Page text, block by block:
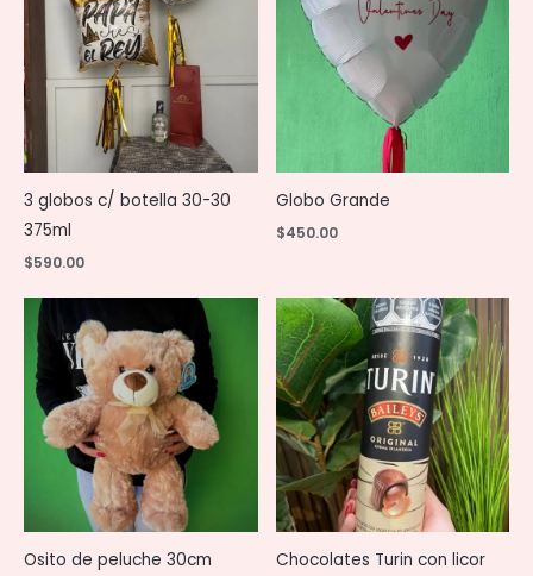
3 globos c/ botella 30-30
375ml
$590.00
Globo Grande
$450.00
Osito de peluche 30cm
Chocolates Turin con licor